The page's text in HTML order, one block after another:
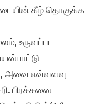
கீழ் தொகுக்க
உருவப்பட
எவ்வளவு
பிரச்சனை